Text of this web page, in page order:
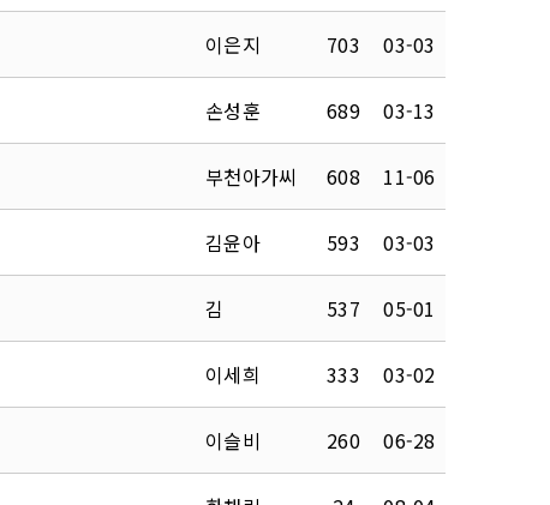
이은지 703 03-03
손성훈 689 03-13
부천아가씨 608 11-06
김윤아 593 03-03
김 537 05-01
이세희 333 03-02
이슬비 260 06-28